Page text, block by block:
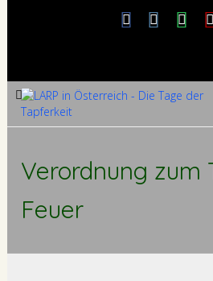
c
e
n
a
Verordnung zum
Feuer